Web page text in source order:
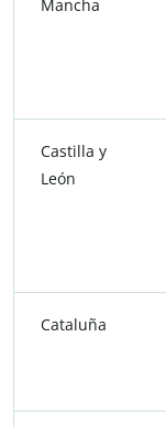
Mancha
Castilla y
León
Cataluña